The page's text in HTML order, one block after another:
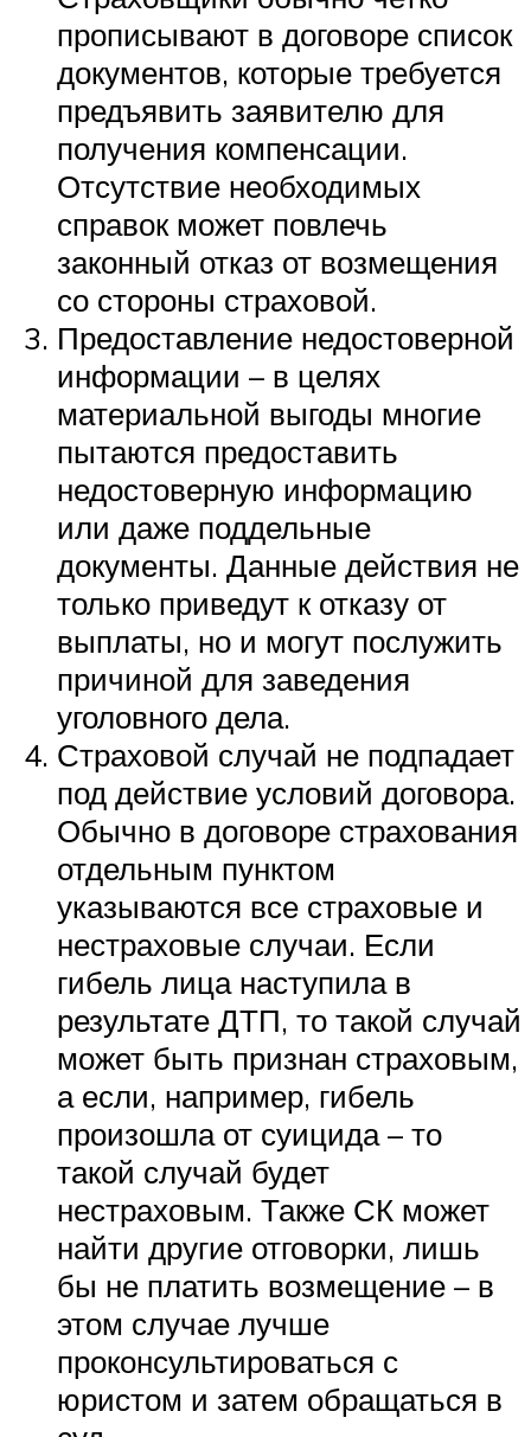
прописывают в договоре список
документов, которые требуется
предъявить заявителю для
получения компенсации.
Отсутствие необходимых
справок может повлечь
законный отказ от возмещения
со стороны страховой.
Предоставление недостоверной
информации – в целях
материальной выгоды многие
пытаются предоставить
недостоверную информацию
или даже поддельные
документы. Данные действия не
только приведут к отказу от
выплаты, но и могут послужить
причиной для заведения
уголовного дела.
Страховой случай не подпадает
под действие условий договора.
Обычно в договоре страхования
отдельным пунктом
указываются все страховые и
нестраховые случаи. Если
гибель лица наступила в
результате ДТП, то такой случай
может быть признан страховым,
а если, например, гибель
произошла от суицида – то
такой случай будет
нестраховым. Также СК может
найти другие отговорки, лишь
бы не платить возмещение – в
этом случае лучше
проконсультироваться с
юристом и затем обращаться в